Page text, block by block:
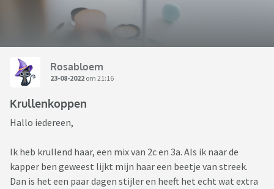
Rosabloem
23-08-2022 om 21:16
Krullenkoppen
Hallo iedereen,
Ik heb krullend haar, een mix van 2c en 3a. Als ik naar de
kapper ben geweest lijkt mijn haar een beetje van streek.
Dan is het een paar dagen stijler en heeft het echt wat extra